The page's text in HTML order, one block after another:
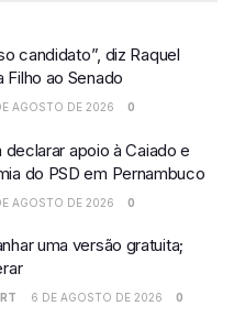
candidato”, diz Raquel
ao Senado
AGOSTO DE 2026 0
declarar apoio à Caiado e
do PSD em Pernambuco
AGOSTO DE 2026 0
uma versão gratuita;
6 DE AGOSTO DE 2026 0